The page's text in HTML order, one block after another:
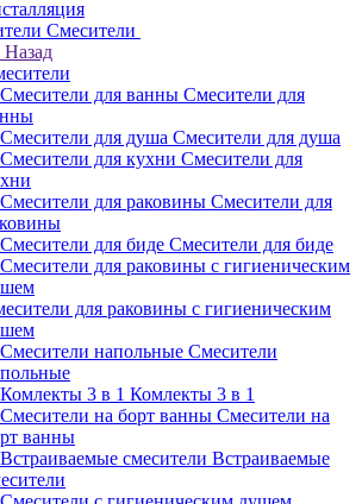
Смесители
Назад
Смесители для
Смесители для душа
Смесители для
Смесители для
Смесители для биде
для раковины с гигиеническим
Смесители
Комлекты 3 в 1
Смесители на
ванны
Встраиваемые